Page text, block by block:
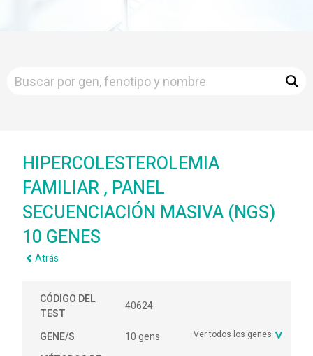
HIPERCOLESTEROLEMIA
FAMILIAR , PANEL
SECUENCIACIÓN MASIVA (NGS)
10 GENES
Atrás
CÓDIGO DEL
TEST
40624
GENE/S Ver todos los genes
10 gens